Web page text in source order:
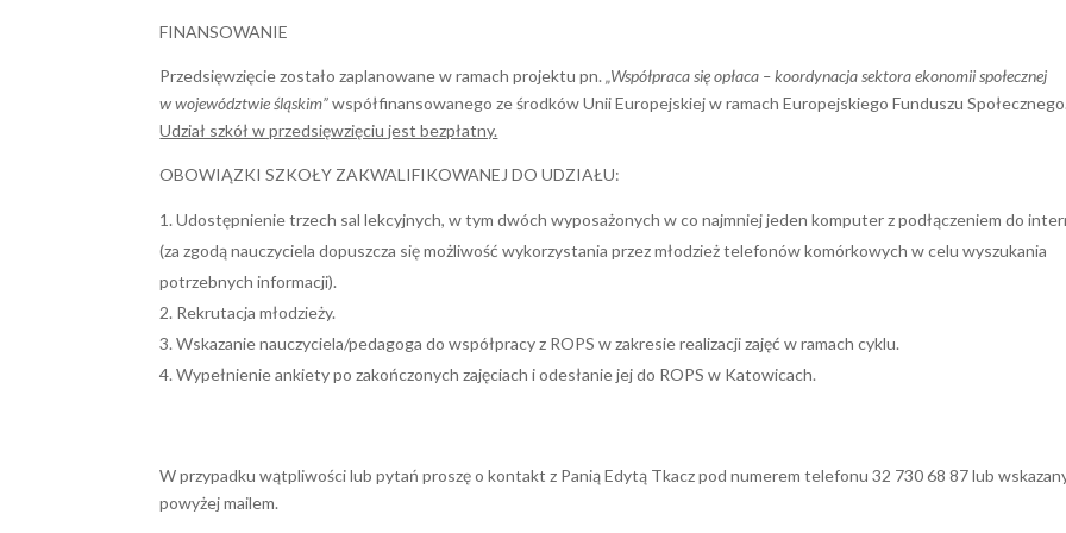
FINANSOWANIE
Przedsięwzięcie zostało zaplanowane w ramach projektu pn.„Współpraca się opłaca – koordynacja sektora ekonomii społecznej
w województwie śląskim”współfinansowanego ze środków Unii Europejskiej w ramach Europejskiego Funduszu Społecznego.
Udział szkół w przedsięwzięciu jest bezpłatny.
OBOWIĄZKI SZKOŁY ZAKWALIFIKOWANEJ DO UDZIAŁU:
Udostępnienie trzech sal lekcyjnych, w tym dwóch wyposażonych w co najmniej jeden komputer z podłączeniem do
(za zgodą nauczyciela dopuszcza się możliwość wykorzystania przez młodzież telefonów komórkowych w celu wyszukania
potrzebnych informacji).
Rekrutacja młodzieży.
Wskazanie nauczyciela/pedagoga do współpracy z ROPS w zakresie realizacji zajęć w ramach cyklu.
Wypełnienie ankiety po zakończonych zajęciach i odesłanie jej do ROPS w Katowicach.
W przypadku wątpliwości lub pytań proszę o kontakt z Panią Edytą Tkacz pod numerem telefonu 32 730 68 87 lub
powyżej mailem.